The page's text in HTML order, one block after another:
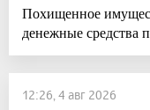
Похищенное
денежные средства
12:26, 4 авг 2026